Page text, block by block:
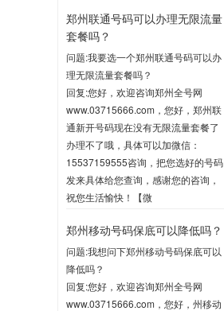
2020-06-03 10:04
郑州联通号码可以办理无限流量
套餐吗？
问题:我要选一个郑州联通号码可以办
理无限流量套餐吗？
回复:您好，欢迎咨询郑州全号网
www.03715666.com，您好，郑州联
通新开号码现在没有无限流量套餐了
办理不了哦，具体可以加微信：
15537159555咨询，把您选好的号码
发来具体给您查询，感谢您的咨询，
祝您生活愉快！【微
2020-06-02 10:35
郑州移动号码保底可以降低吗？
问题:我想问下郑州移动号码保底可以
降低吗？
回复:您好，欢迎咨询郑州全号网
www.03715666.com，您好，州移动